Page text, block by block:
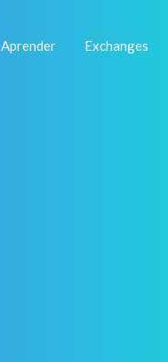
Aprender Exchanges